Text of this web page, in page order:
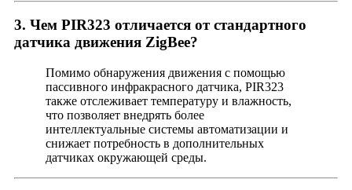
3. Чем PIR323 отличается от стандартного
датчика движения ZigBee?
Помимо обнаружения движения с помощью
пассивного инфракрасного датчика, PIR323
также отслеживает температуру и влажность,
что позволяет внедрять более
интеллектуальные системы автоматизации и
снижает потребность в дополнительных
датчиках окружающей среды.